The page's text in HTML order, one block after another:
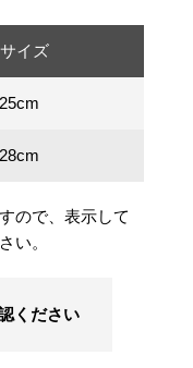
イズ
ので、表示して
い。
ください